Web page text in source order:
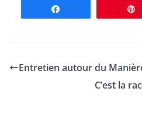
Entretien autour du
C’est la